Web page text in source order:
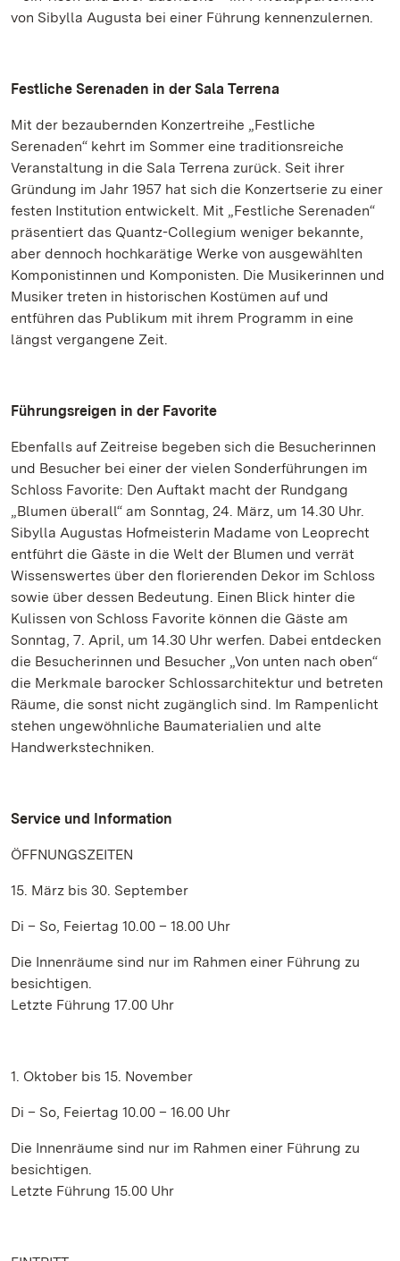
von Sibylla Augusta bei einer Führung kennenzulernen.
Festliche Serenaden in der Sala Terrena
Mit der bezaubernden Konzertreihe „Festliche
Serenaden“ kehrt im Sommer eine traditionsreiche
Veranstaltung in die Sala Terrena zurück. Seit ihrer
Gründung im Jahr 1957 hat sich die Konzertserie zu einer
festen Institution entwickelt. Mit „Festliche Serenaden“
präsentiert das Quantz-Collegium weniger bekannte,
aber dennoch hochkarätige Werke von ausgewählten
Komponistinnen und Komponisten. Die Musikerinnen und
Musiker treten in historischen Kostümen auf und
entführen das Publikum mit ihrem Programm in eine
längst vergangene Zeit.
Führungsreigen in der Favorite
Ebenfalls auf Zeitreise begeben sich die Besucherinnen
und Besucher bei einer der vielen Sonderführungen im
Schloss Favorite: Den Auftakt macht der Rundgang
„Blumen überall“ am Sonntag, 24. März, um 14.30 Uhr.
Sibylla Augustas Hofmeisterin Madame von Leoprecht
entführt die Gäste in die Welt der Blumen und verrät
Wissenswertes über den florierenden Dekor im Schloss
sowie über dessen Bedeutung. Einen Blick hinter die
Kulissen von Schloss Favorite können die Gäste am
Sonntag, 7. April, um 14.30 Uhr werfen. Dabei entdecken
die Besucherinnen und Besucher „Von unten nach oben“
die Merkmale barocker Schlossarchitektur und betreten
Räume, die sonst nicht zugänglich sind. Im Rampenlicht
stehen ungewöhnliche Baumaterialien und alte
Handwerkstechniken.
Service und Information
ÖFFNUNGSZEITEN
15. März bis 30. September
Di – So, Feiertag 10.00 – 18.00 Uhr
Die Innenräume sind nur im Rahmen einer Führung zu
besichtigen.
Letzte Führung 17.00 Uhr
1. Oktober bis 15. November
Di – So, Feiertag 10.00 – 16.00 Uhr
Die Innenräume sind nur im Rahmen einer Führung zu
besichtigen.
Letzte Führung 15.00 Uhr